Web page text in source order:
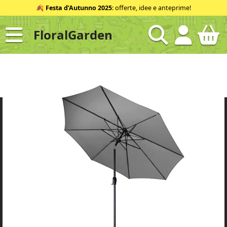
al
contenuto
ID
🍂 Festa d’Autunno 2025: offerte, idee e anteprime!
FloralGarden